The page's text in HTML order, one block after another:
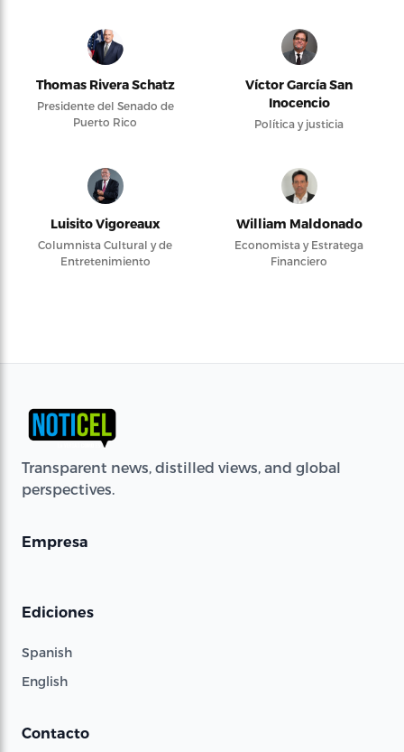
Thomas Rivera Schatz
Presidente del Senado de
Puerto Rico
Víctor García San
Inocencio
Política y justicia
Luisito Vigoreaux
Columnista Cultural y de
Entretenimiento
William Maldonado
Economista y Estratega
Financiero
Transparent news, distilled views, and global
perspectives.
Empresa
Ediciones
Spanish
English
Contacto